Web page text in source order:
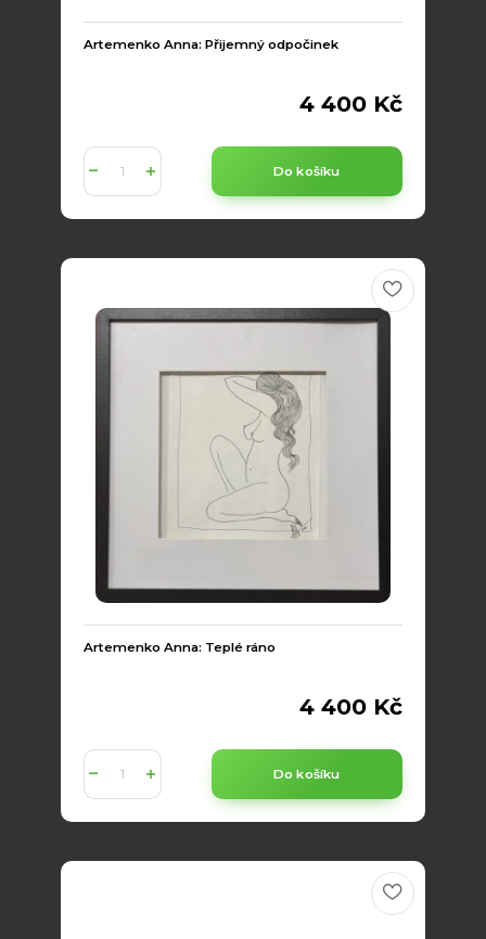
Artemenko Anna: Přijemný odpočinek
4 400 Kč
Do košíku
Artemenko Anna: Teplé ráno
4 400 Kč
Do košíku